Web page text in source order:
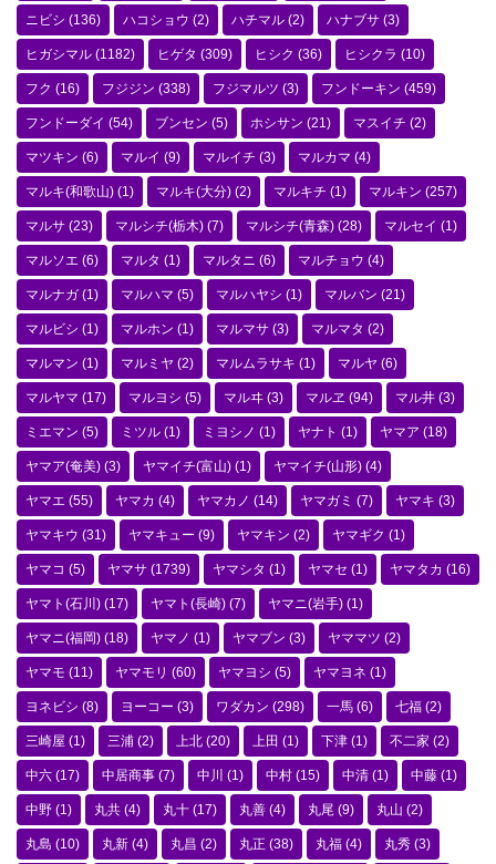
ニビシ (136) ハコショウ (2) ハチマル (2) ハナブサ (3)
ヒガシマル (1182) ヒゲタ (309) ヒシク (36) ヒシクラ (10)
フク (16) フジジン (338) フジマルツ (3) フンドーキン (459)
フンドーダイ (54) ブンセン (5) ホシサン (21) マスイチ (2)
マツキン (6) マルイ (9) マルイチ (3) マルカマ (4)
マルキ(和歌山) (1) マルキ(大分) (2) マルキチ (1) マルキン (257)
マルサ (23) マルシチ(栃木) (7) マルシチ(青森) (28) マルセイ (1)
マルソエ (6) マルタ (1) マルタニ (6) マルチョウ (4)
マルナガ (1) マルハマ (5) マルハヤシ (1) マルバン (21)
マルビシ (1) マルホン (1) マルマサ (3) マルマタ (2)
マルマン (1) マルミヤ (2) マルムラサキ (1) マルヤ (6)
マルヤマ (17) マルヨシ (5) マルヰ (3) マルヱ (94) マル井 (3)
ミエマン (5) ミツル (1) ミヨシノ (1) ヤナト (1) ヤマア (18)
ヤマア(奄美) (3) ヤマイチ(富山) (1) ヤマイチ(山形) (4)
ヤマエ (55) ヤマカ (4) ヤマカノ (14) ヤマガミ (7) ヤマキ (3)
ヤマキウ (31) ヤマキュー (9) ヤマキン (2) ヤマギク (1)
ヤマコ (5) ヤマサ (1739) ヤマシタ (1) ヤマセ (1) ヤマタカ (16)
ヤマト(石川) (17) ヤマト(長崎) (7) ヤマニ(岩手) (1)
ヤマニ(福岡) (18) ヤマノ (1) ヤマブン (3) ヤママツ (2)
ヤマモ (11) ヤマモリ (60) ヤマヨシ (5) ヤマヨネ (1)
ヨネビシ (8) ヨーコー (3) ワダカン (298) 一馬 (6) 七福 (2)
三崎屋 (1) 三浦 (2) 上北 (20) 上田 (1) 下津 (1) 不二家 (2)
中六 (17) 中居商事 (7) 中川 (1) 中村 (15) 中清 (1) 中藤 (1)
中野 (1) 丸共 (4) 丸十 (17) 丸善 (4) 丸尾 (9) 丸山 (2)
丸島 (10) 丸新 (4) 丸昌 (2) 丸正 (38) 丸福 (4) 丸秀 (3)